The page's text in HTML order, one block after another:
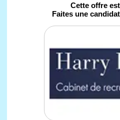
Cette offre
Faites une